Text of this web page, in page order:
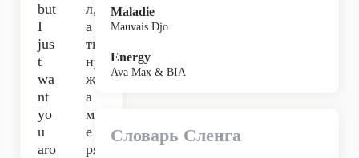
but
I
jus
t
wa
nt
yo
u
aro
л,
а
ты
ну
жн
а
мн
е
ря
Maladie
Mauvais Djo
Energy
Ava Max & BIA
Словарь Сленга